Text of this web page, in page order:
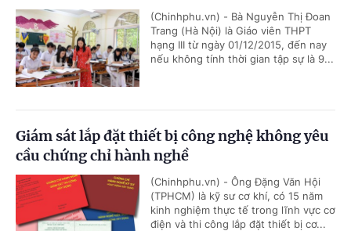
(Chinhphu.vn) - Bà Nguyễn Thị Đoan
Trang (Hà Nội) là Giáo viên THPT
hạng III từ ngày 01/12/2015, đến nay
nếu không tính thời gian tập sự là 9...
Giám sát lắp đặt thiết bị công nghệ không yêu
cầu chứng chỉ hành nghề
(Chinhphu.vn) - Ông Đặng Văn Hội
(TPHCM) là kỹ sư cơ khí, có 15 năm
kinh nghiệm thực tế trong lĩnh vực cơ
điện và thi công lắp đặt thiết bị cơ...